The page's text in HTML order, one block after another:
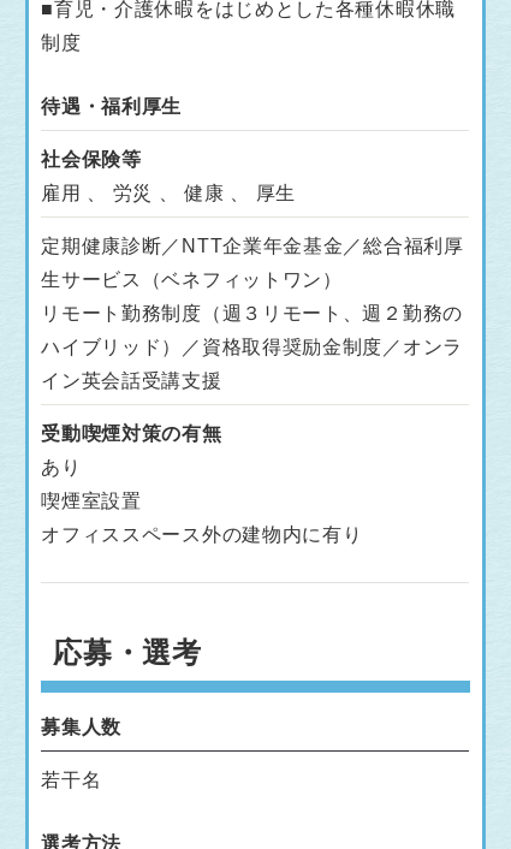
■育児・介護休暇をはじめとした各種休暇休職
制度
待遇・福利厚生
社会保険等
雇用 、 労災 、 健康 、 厚生
定期健康診断／NTT企業年金基金／総合福利厚
生サービス（ベネフィットワン）
リモート勤務制度（週３リモート、週２勤務の
ハイブリッド）／資格取得奨励金制度／オンラ
イン英会話受講支援
受動喫煙対策の有無
あり
喫煙室設置
オフィススペース外の建物内に有り
応募・選考
募集人数
若干名
選考方法